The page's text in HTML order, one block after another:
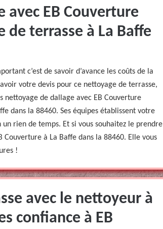
avec EB Couverture
terrasse à La Baffe
c’est de savoir d’avance les coûts de la
votre devis pour ce nettoyage de terrasse,
de dallage avec EB Couverture
dans la 88460. Ses équipes établissent votre
rien de temps. Et si vous souhaitez le prendre
à La Baffe dans la 88460. Elle vous
!
avec le nettoyeur à
confiance à EB